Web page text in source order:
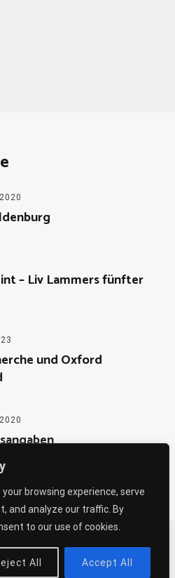
browsing experience, serve
and analyze our traffic. By
to our use of cookies.
All Accept All
– Liv Lammers fünfter
und Oxford